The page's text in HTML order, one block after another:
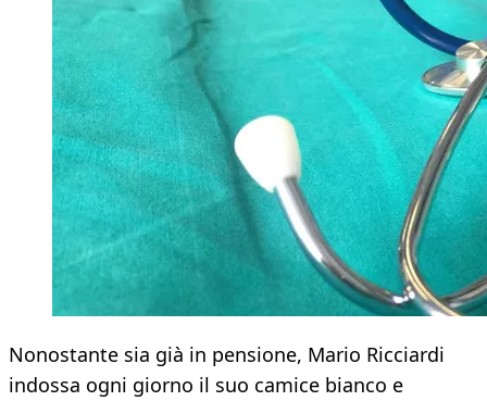
Nonostante sia già in pensione, Mario Ricciardi
indossa ogni giorno il suo camice bianco e